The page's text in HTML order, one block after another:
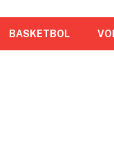
BASKETBOL